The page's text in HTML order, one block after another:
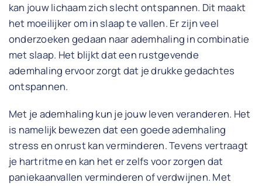
kan jouw lichaam zich slecht ontspannen. Dit maakt
het moeilijker om in slaap te vallen. Er zijn veel
onderzoeken gedaan naar ademhaling in combinatie
met slaap. Het blijkt dat een rustgevende
ademhaling ervoor zorgt dat je drukke gedachtes
ontspannen.
Met je ademhaling kun je jouw leven veranderen. Het
is namelijk bewezen dat een goede ademhaling
stress en onrust kan verminderen. Tevens vertraagt
je hartritme en kan het er zelfs voor zorgen dat
paniekaanvallen verminderen of verdwijnen. Met